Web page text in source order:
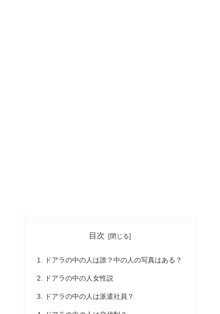
目次
ドアラの中の人は誰？中の人の写真はある？
ドアラの中の人女性説
ドアラの中の人は派遣社員？